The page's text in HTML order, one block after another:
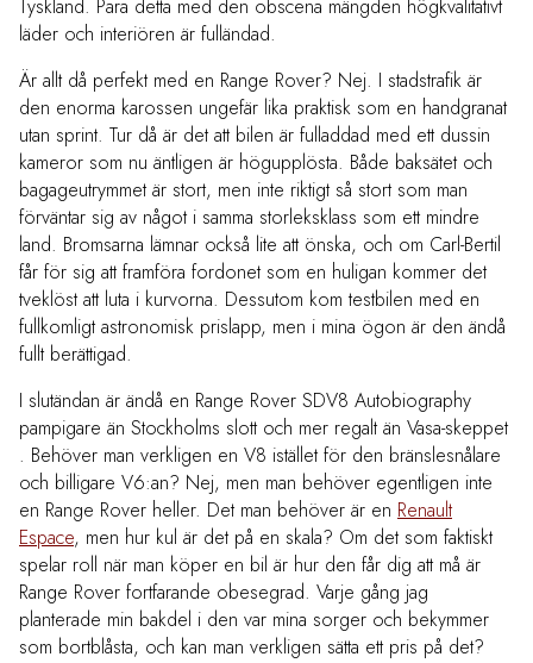
Tyskland. Para detta med den obscena mängden högkvalitativt
läder och interiören är fulländad.
Är allt då perfekt med en Range Rover? Nej. I stadstrafik är
den enorma karossen ungefär lika praktisk som en handgranat
utan sprint. Tur då är det att bilen är fulladdad med ett dussin
kameror som nu äntligen är högupplösta. Både baksätet och
bagageutrymmet är stort, men inte riktigt så stort som man
förväntar sig av något i samma storleksklass som ett mindre
land. Bromsarna lämnar också lite att önska, och om Carl-Bertil
får för sig att framföra fordonet som en huligan kommer det
tveklöst att luta i kurvorna. Dessutom kom testbilen med en
fullkomligt astronomisk prislapp, men i mina ögon är den ändå
fullt berättigad.
I slutändan är ändå en Range Rover SDV8 Autobiography
pampigare än Stockholms slott och mer regalt än Vasa-skeppet
. Behöver man verkligen en V8 istället för den bränslesnålare
och billigare V6:an? Nej, men man behöver egentligen inte
en Range Rover heller. Det man behöver är en Renault
Espace, men hur kul är det på en skala? Om det som faktiskt
spelar roll när man köper en bil är hur den får dig att må är
Range Rover fortfarande obesegrad. Varje gång jag
planterade min bakdel i den var mina sorger och bekymmer
som bortblåsta, och kan man verkligen sätta ett pris på det?